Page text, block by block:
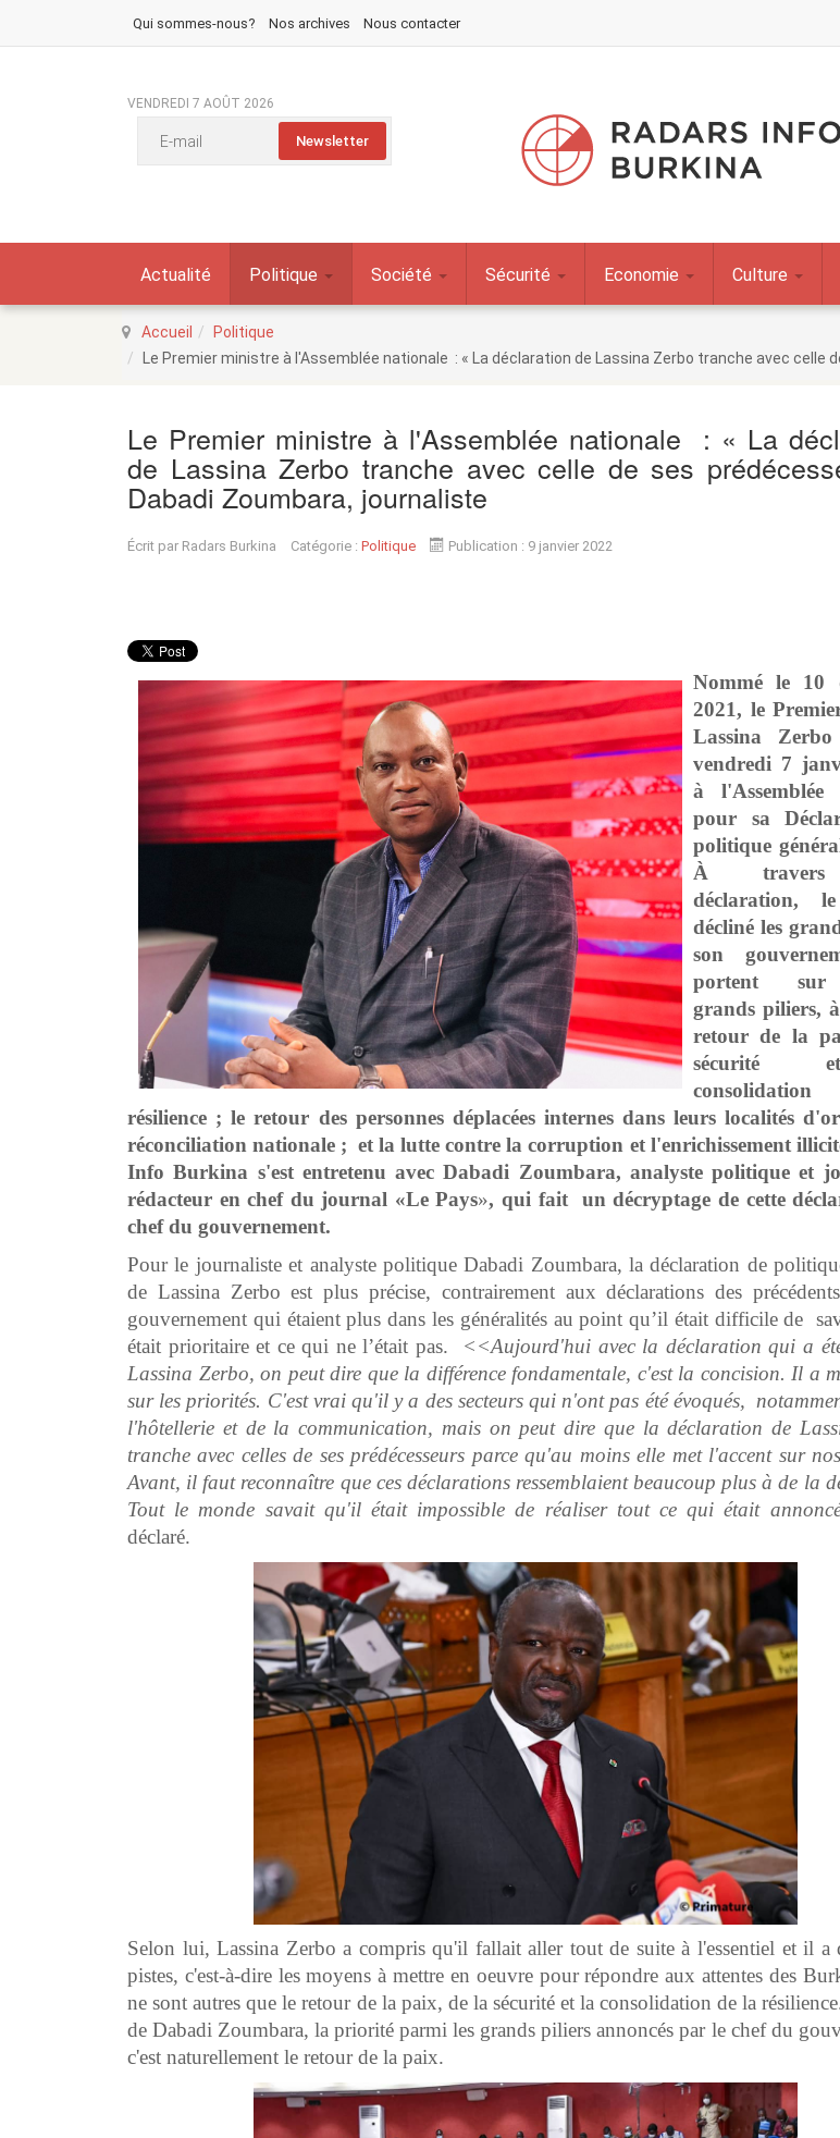
Qui sommes-nous? Nos archives Nous contacter
VENDREDI 7 AOÛT 2026
Actualité Politique Société Sécurité Economie Culture
Accueil
Politique
Le Premier ministre à l'Assemblée nationale : « La déclaration de Lassina Zerbo tranche avec celle
Le Premier ministre à l'Assemblée nationale : « La
de Lassina Zerbo tranche avec celle de ses
Dabadi Zoumbara, journaliste
Écrit par Radars Burkina Catégorie : Politique Publication : 9 janvier 2022
Nomméle 10
2021, le
Lassina
vendredi 7
à
l'Assemblée
pour sa
politique g
À
déclaration,
décliné les
son
portent sur
grands piliers,
retour de la
résilience ; le retour des personnes déplacées internes dans leurs localités
réconciliation nationale ; et la lutte contre la corruption et l'enrichissement
Info Burkina s'est entretenu avec Dabadi Zoumbara, analyste politique et
rédacteur en chef du journal «Le Pays», qui fait un décryptage de cette
chef du gouvernement.
Pour le journaliste et analyste politique Dabadi Zoumbara, la déclaration de
de Lassina Zerbo est plus précise, contrairement aux déclarations des
gouvernement qui étaient plus dans les généralités au point qu’il était difficile de
était prioritaire et ce qui ne l’était pas. <<Aujourd'hui avec la déclaration qui a
Lassina Zerbo, on peut dire que la différence fondamentale, c'est la concision. Il a
sur les priorités. C'est vrai qu'il y a des secteurs qui n'ont pas étéévoqués,
l'hôtellerie et de la communication, mais on peut dire que la déclaration de
tranche avec celles de ses prédécesseurs parce qu'au moins elle met l'accent sur
Avant, il faut reconnaître que ces déclarations ressemblaient beaucoup plus à de la
Tout le monde savait qu'il était impossible de réaliser tout ce qui était
déclaré.
Selon lui, Lassina Zerbo a compris qu'il fallait aller tout de suite à l'essentiel et il a
pistes, c'est-à-dire les moyens à mettre en oeuvre pour répondre aux attentes des
ne sont autres que le retour de la paix, de la sécurité et la consolidation de la
de Dabadi Zoumbara, la priorité parmi les grands piliers annoncés par le chef du
c'est naturellement le retour de la paix.